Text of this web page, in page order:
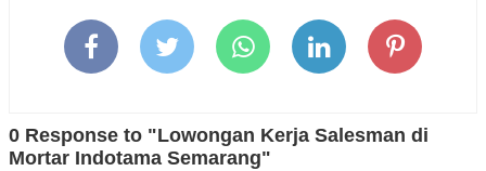
0 Response to "Lowongan Kerja Salesman di
Mortar Indotama Semarang"